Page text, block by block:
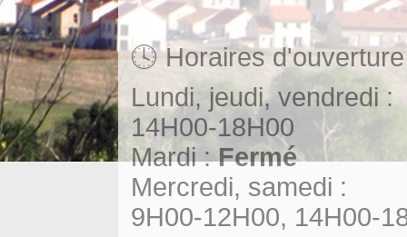
🕓 Horaires d'ouverture
Lundi, jeudi, vendredi :
14H00-18H00
Mardi :Fermé
Mercredi, samedi :
9H00-12H00, 14H00-